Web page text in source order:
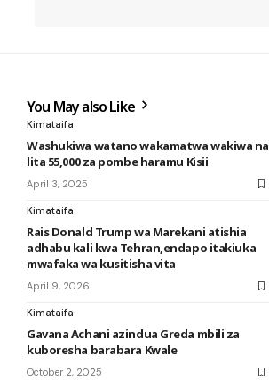
You May also Like
Kimataifa
Washukiwa watano wakamatwa wakiwa na
lita 55,000 za pombe haramu Kisii
April 3, 2025
Kimataifa
Rais Donald Trump wa Marekani atishia
adhabu kali kwa Tehran,endapo itakiuka
mwafaka wa kusitisha vita
April 9, 2026
Kimataifa
Gavana Achani azindua Greda mbili za
kuboresha barabara Kwale
October 2, 2025